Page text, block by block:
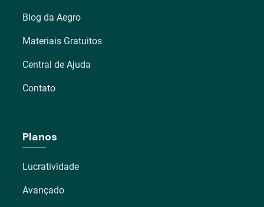
Blog da Aegro
Materiais Gratuitos
Central de Ajuda
Contato
Planos
Lucratividade
Avançado